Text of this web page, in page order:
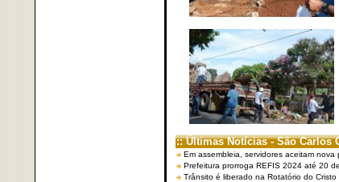
:: Últimas Notícias - São Carlos
Em assembleia, servidores aceitam nova
Prefeitura prorroga REFIS 2024 até 20
Trânsito é liberado na Rotatório do